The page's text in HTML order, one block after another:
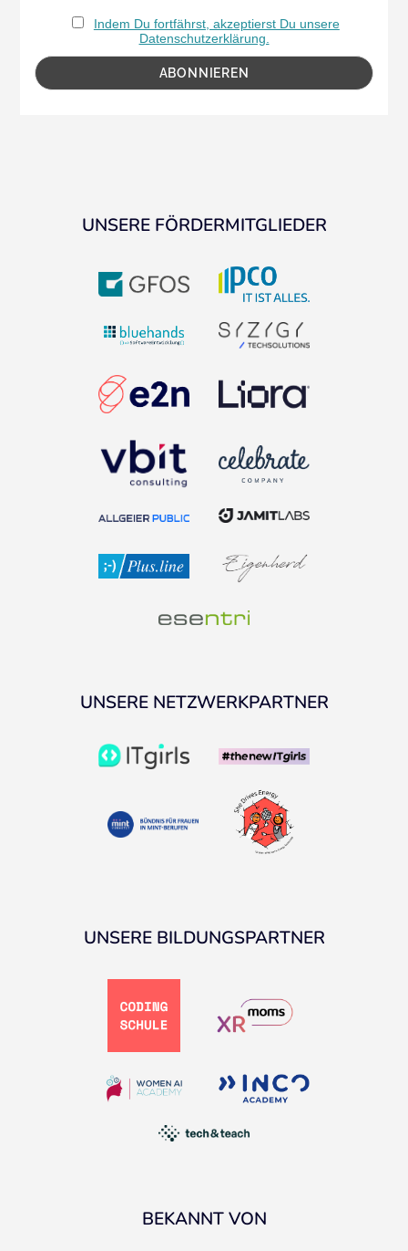
Indem Du fortfährst, akzeptierst Du unsere
Datenschutzerklärung.
UNSERE FÖRDERMITGLIEDER
UNSERE NETZWERKPARTNER
UNSERE BILDUNGSPARTNER
BEKANNT VON